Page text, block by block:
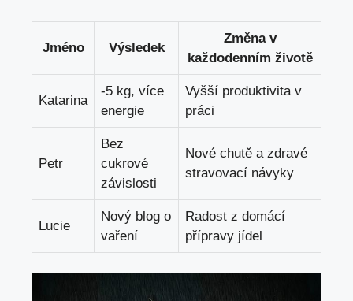
Jméno Výsledek
Změna v
každodenním životě
Katarina
-5 kg, více
energie
Vyšší produktivita v
práci
Petr
Bez
cukrové
závislosti
Nové chutě a zdravé
stravovací návyky
Lucie
Nový blog o
vaření
Radost z domácí
přípravy jídel